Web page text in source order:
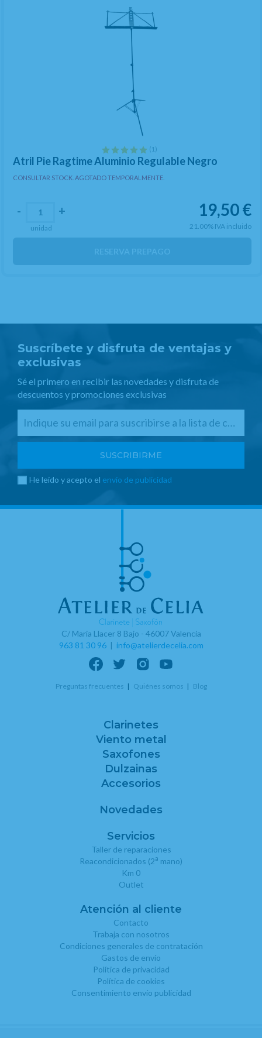
(1)
Atril Pie Ragtime Aluminio Regulable Negro
CONSULTAR STOCK. AGOTADO TEMPORALMENTE.
19,50€
21.00% IVA incluido
- +
unidad
RESERVA PREPAGO
Suscríbete y disfruta de ventajas y
exclusivas
Sé el primero en recibir las novedades y disfruta de
descuentos y promociones exclusivas
He leído y acepto el envío de publicidad
C/ Maria Llacer 8 Bajo - 46007 Valencia
963 81 30 96| info@atelierdecelia.com
Preguntas frecuentes Quiénes somos Blog
Clarinetes
Viento metal
Saxofones
Dulzainas
Accesorios
Novedades
Servicios
Taller de reparaciones
Reacondicionados (2a mano)
Km 0
Outlet
Atención al cliente
Contacto
Trabaja con nosotros
Condiciones generales de contratación
Gastos de envío
Política de privacidad
Política de cookies
Consentimiento envío publicidad